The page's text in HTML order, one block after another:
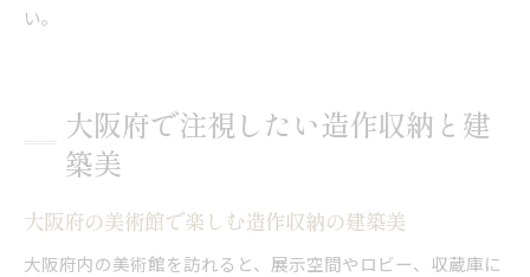
い。
大阪府で注視したい造作収納と建
築美
大阪府の美術館で楽しむ造作収納の建築美
大阪府内の美術館を訪れると、展示空間やロビー、収蔵庫に